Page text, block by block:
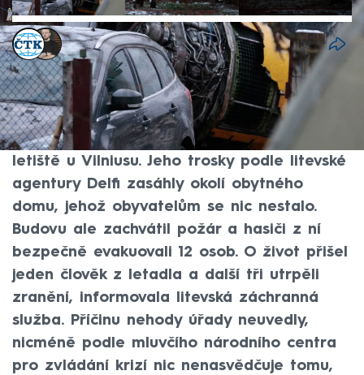
ČTK,Marek Pausz
Akt. 25. lis 2024, 12:35• 25. lis 2024, 07:00
Nákladní letoun společnosti DHL, který
startoval v německém Lipsku, se dnes brzy
ráno při pokusu o přistání zřítil nedaleko
letiště u Vilniusu. Jeho trosky podle litevské
agentury Delfi zasáhly okolí obytného
domu, jehož obyvatelům se nic nestalo.
Budovu ale zachvátil požár a hasiči z ní
bezpečně evakuovali 12 osob. O život přišel
jeden člověk z letadla a další tři utrpěli
zranění, informovala litevská záchranná
služba. Příčinu nehody úřady neuvedly,
nicméně podle mluvčího národního centra
pro zvládání krizí nic nenasvědčuje tomu,